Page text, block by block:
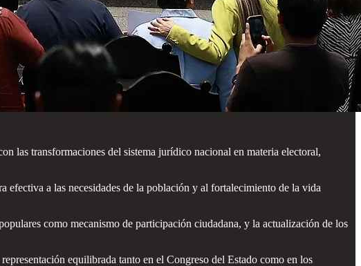
las transformaciones del sistema jurídico nacional en materia electoral,
efectiva a las necesidades de la población y al fortalecimiento de la vida
como mecanismo de participación ciudadana, y la actualización de los
equilibrada tanto en el Congreso del Estado como en los